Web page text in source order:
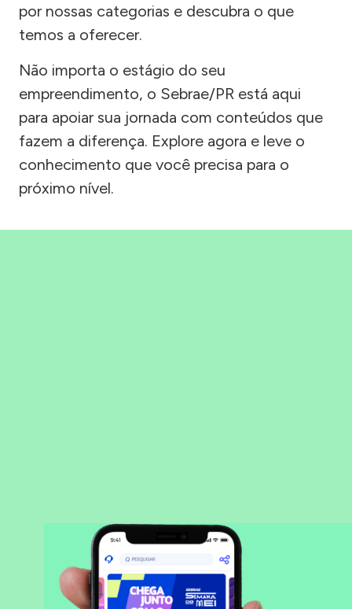
por nossas categorias e descubra o que
temos a oferecer.
Não importa o estágio do seu
empreendimento, o Sebrae/PR está aqui
para apoiar sua jornada com conteúdos que
fazem a diferença. Explore agora e leve o
conhecimento que você precisa para o
próximo nível.